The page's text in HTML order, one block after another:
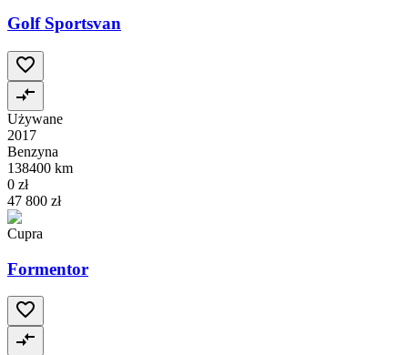
Golf Sportsvan
Używane
2017
Benzyna
138400 km
0 zł
47 800 zł
Cupra
Formentor